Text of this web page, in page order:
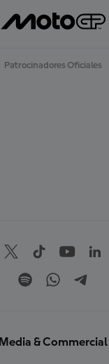
Patrocinadores Oficiales
Media & Commercial